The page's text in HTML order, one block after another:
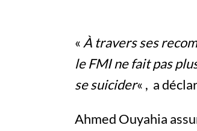
« À travers ses
le FMI ne fait pas
se suicider« , a
Ahmed Ouyahia